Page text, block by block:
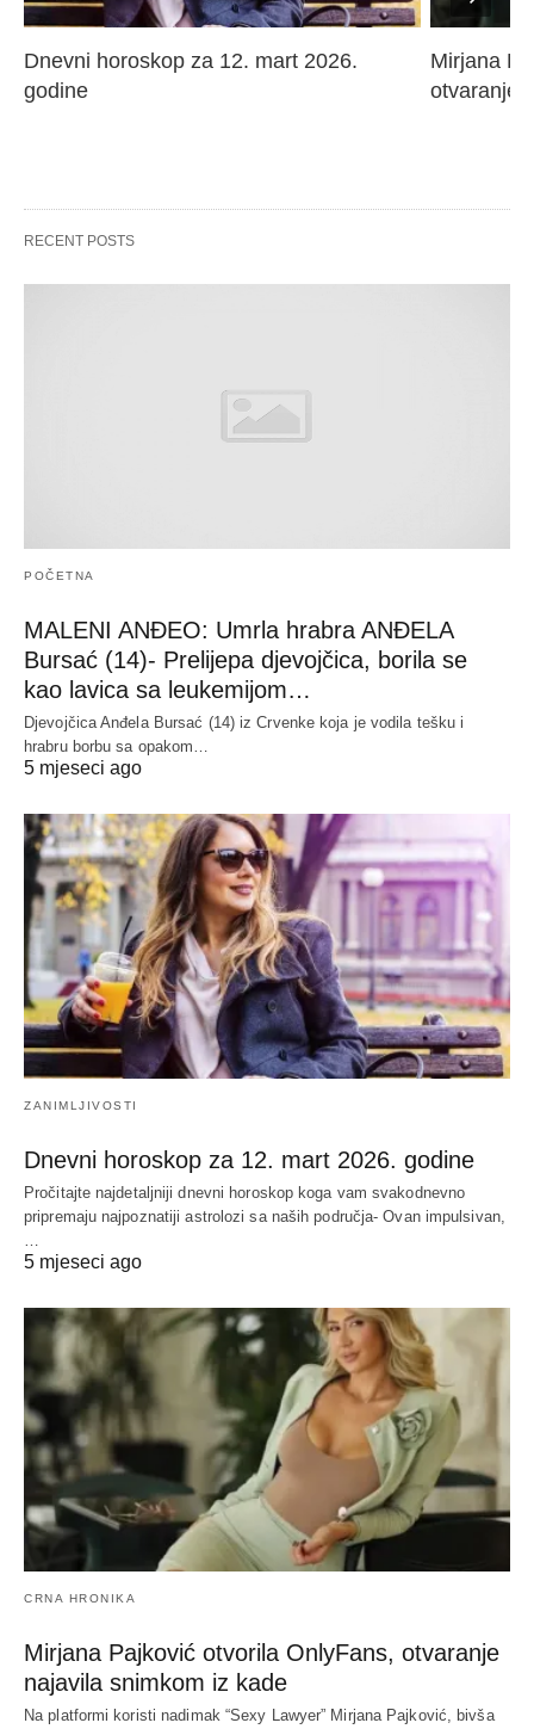
Dnevni horoskop za 12. mart 2026.
godine
Mirjana
otvaranje
RECENT POSTS
POČETNA
MALENI ANĐEO: Umrla hrabra ANĐELA
Bursać (14)- Prelijepa djevojčica, borila se
kao lavica sa leukemijom…
Djevojčica Anđela Bursać (14) iz Crvenke koja je vodila tešku i
hrabru borbu sa opakom…
5 mjeseci ago
ZANIMLJIVOSTI
Dnevni horoskop za 12. mart 2026. godine
Pročitajte najdetaljniji dnevni horoskop koga vam svakodnevno
pripremaju najpoznatiji astrolozi sa naših područja- Ovan impulsivan,
5 mjeseci ago
CRNA HRONIKA
Mirjana Pajković otvorila OnlyFans, otvaranje
najavila snimkom iz kade
Na platformi koristi nadimak “Sexy Lawyer” Mirjana Pajković, bivša